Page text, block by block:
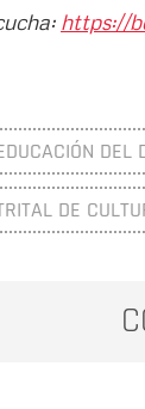
https://
DEL
DE